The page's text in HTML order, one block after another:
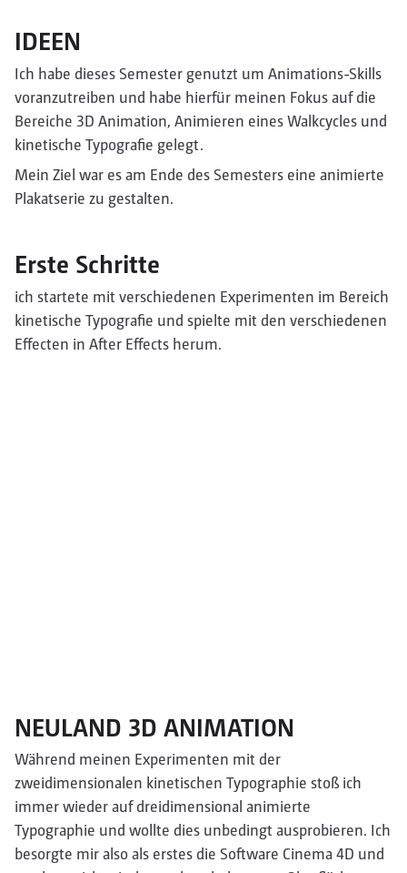
IDEEN
Ich habe dieses Semester genutzt um Animations-Skills
voranzutreiben und habe hierfür meinen Fokus auf die
Bereiche 3D Animation, Animieren eines Walkcycles und
kinetische Typografie gelegt.
Mein Ziel war es am Ende des Semesters eine animierte
Plakatserie zu gestalten.
Erste Schritte
ich startete mit verschiedenen Experimenten im Bereich
kinetische Typografie und spielte mit den verschiedenen
Effecten in After Effects herum.
NEULAND 3D ANIMATION
Während meinen Experimenten mit der
zweidimensionalen kinetischen Typographie stoß ich
immer wieder auf dreidimensional animierte
Typographie und wollte dies unbedingt ausprobieren. Ich
besorgte mir also als erstes die Software Cinema 4D und